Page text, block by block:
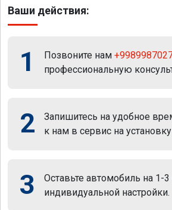
Ваши действия:
1 Позвоните нам
профессиональную
2
Запишитесь на удобное
к нам в сервис на
3
Оставьте автомобиль на 1-3
индивидуальной настройки.